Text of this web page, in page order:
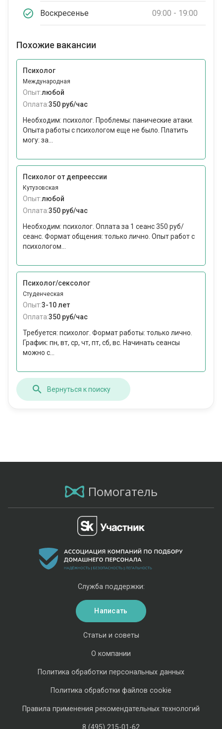
Воскресенье 09:00 - 19:00
Похожие вакансии
Психолог
Международная
Опыт:любой
Оплата:350 руб/час
Необходим: психолог. Проблемы: панические атаки.
Опыта работы с психологом еще не было. Платить
могу: за...
Психолог от депреессии
Кутузовская
Опыт:любой
Оплата:350 руб/час
Необходим: психолог. Оплата за 1 сеанс 350 руб/
сеанс. Формат общения: только лично. Опыт работ с
психологом...
Психолог/сексолог
Студенческая
Опыт:3-10 лет
Оплата:350 руб/час
Требуется: психолог. Формат работы: только лично.
График: пн, вт, ср, чт, пт, сб, вс. Начинать сеансы
можно с...
Вернуться к поиску
Помогатель
Статьи и советы
О компании
Политика обработки персональных данных
Политика обработки файлов cookie
Правила применения рекомендательных технологий
8 (495) 215-01-62
Служба поддержки:
Написать